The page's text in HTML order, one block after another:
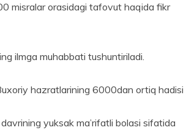
misralar orasidagi tafovut haqida fikr
ilmga muhabbati tushuntiriladi.
hazratlarining 6000dan ortiq hadisi
yuksak ma’rifatli bolasi sifatida